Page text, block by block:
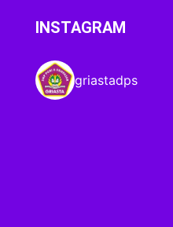
INSTAGRAM
griastadps